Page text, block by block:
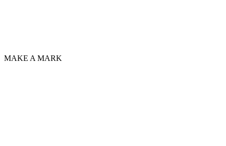
MAKE A MARK